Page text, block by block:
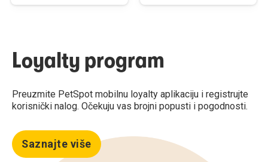
Loyalty program
Preuzmite PetSpot mobilnu loyalty aplikaciju i registrujte
korisnički nalog. Očekuju vas brojni popusti i pogodnosti.
Saznajte više